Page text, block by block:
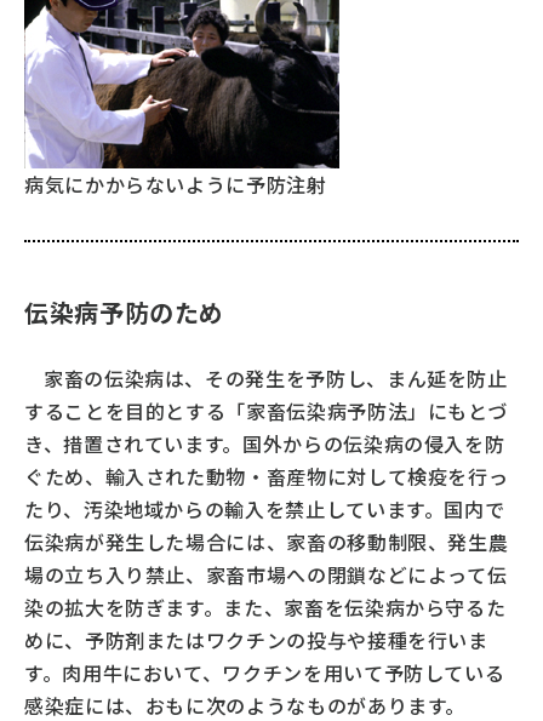
テーマでみる
キッズ zoo 鑑
どーがな zoo 鑑
くらべてみる
関連ウェブサイト
おまけマガジンPasto
カラダのごちそうアタマの栄養
中央畜産会
畜産情報ネットワーク
お問い合わせ
病気にかからないように予防注射
伝染病予防のため
家畜の伝染病は、その発生を予防し、まん延を防止
することを目的とする「家畜伝染病予防法」にもとづ
き、措置されています。国外からの伝染病の侵入を防
ぐため、輸入された動物・畜産物に対して検疫を行っ
たり、汚染地域からの輸入を禁止しています。国内で
伝染病が発生した場合には、家畜の移動制限、発生農
場の立ち入り禁止、家畜市場への閉鎖などによって伝
染の拡大を防ぎます。また、家畜を伝染病から守るた
めに、予防剤またはワクチンの投与や接種を行いま
す。肉用牛において、ワクチンを用いて予防している
感染症には、おもに次のようなものがあります。